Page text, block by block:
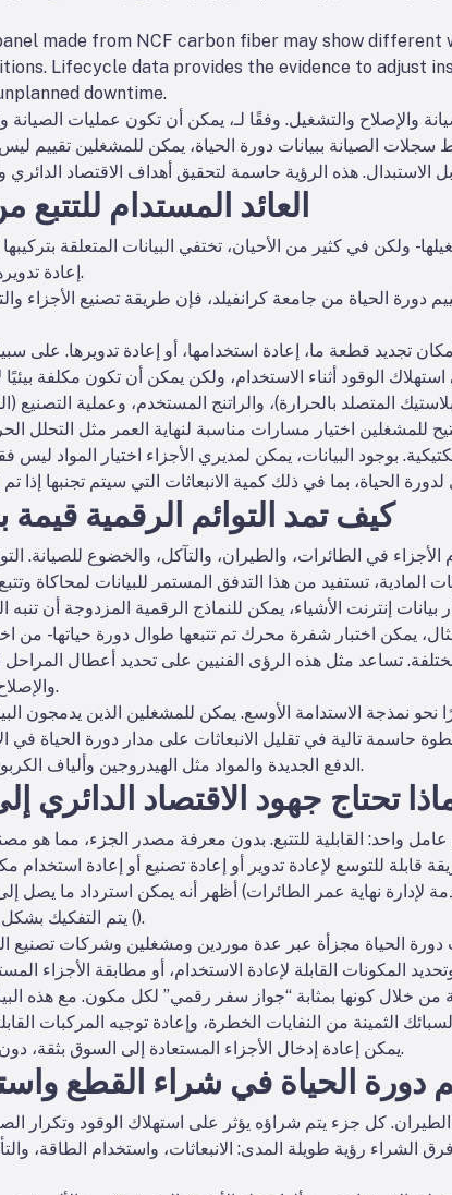
made from NCF carbon fiber may show
Lifecycle data provides the evidence to adjust
downtime.
والإصلاح والتشغيل. وفقًا لـ، يمكن أن تكون عمليات الصيانة
الصيانة ببيانات دورة الحياة، يمكن للمشغلين تقييم ليس
العائد المستدام
- ولكن في كثير من الأحيان، تختفي البيانات المتعلقة بتركيبها
إعادة تدويرها. هذه الفجوة لها عواقب وخيمة.
دورة الحياة من جامعة كرانفيلد، فإن طريقة تصنيع الأجزاء
تجديد قطعة ما، إعادة استخدامها، أو إعادة تدويرها. على
الوقود أثناء الاستخدام، ولكن يمكن أن تكون مكلفة بيئيًا
المتصلد بالحرارة)، والراتنج المستخدم، وعملية التصنيع
بوجود البيانات، يمكن لمديري الأجزاء اختيار المواد ليس
كيف تمد التوائم الرقمية قيمة
الأجزاء في الطائرات، والطيران، والتآكل، والخضوع للصيانة.
إنترنت الأشياء، يمكن للنماذج الرقمية المزدوجة أن تنبه
يمكن اختبار شفرة محرك تم تتبعها طوال دورة حياتها - من
تساعد مثل هذه الرؤى الفنيين على تحديد أعطال المراحل
والإصلاح والتشغيل، وتقليل زمن الفحص.
نمذجة الاستدامة الأوسع. يمكن للمشغلين الذين يدمجون
حاسمة تالية في تقليل الانبعاثات على مدار دورة الحياة
الدفع الجديدة والمواد مثل الهيدروجين وألياف الكربون المقواة بالبلاستيك إلى السوق.
تحتاج جهود الاقتصاد الدائري
واحد: القابلية للتتبع. بدون معرفة مصدر الجزء، مما هو
يتم التفكيك بشكل منهجي مع وضوح كامل للبيانات ().
الحياة مجزأة عبر عدة موردين ومشغلين وشركات تصنيع
خلال كونها بمثابة “جواز سفر رقمي” لكل مكون. مع هذه
يمكن إعادة إدخال الأجزاء المستعادة إلى السوق بثقة، دون المساس بالسلامة أو الاستدامة.
دورة الحياة في شراء القطع
الشراء رؤية طويلة المدى: الانبعاثات، واستخدام الطاقة،